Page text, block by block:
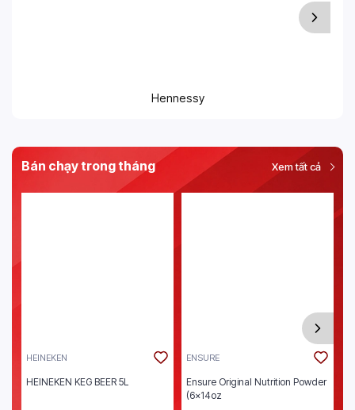
Hennessy
Bán chạy trong tháng Xem tất cả
HEINEKEN
HEINEKEN KEG BEER 5L
ENSURE
Ensure Original Nutrition Powder
(6x14oz